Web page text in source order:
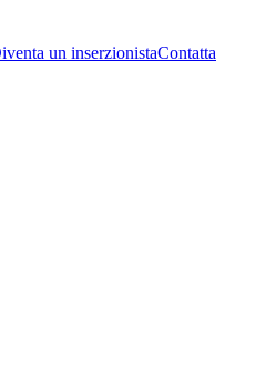
un inserzionistaContatta